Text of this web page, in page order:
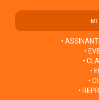
•
•
•
•
•
•